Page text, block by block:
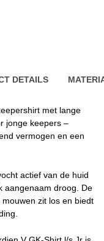
DETAILS
met lange
jonge keepers –
vermogen en een
actief van de huid
aangenaam droog. De
zit los en biedt